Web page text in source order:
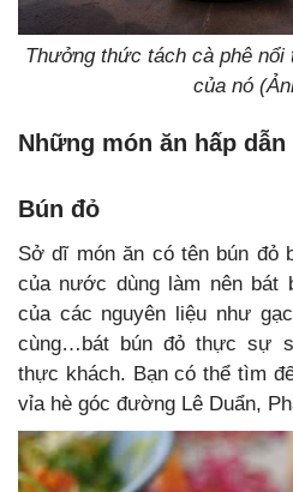
Thưởng thức tách cà phê nổi
của nó
Những món ăn hấp dẫn
Bún đỏ
Sở dĩ món ăn có tên bún đỏ
của nước dùng làm nên bát
của các nguyên liệu như
cùng…bát bún đỏ thực sự
thực khách. Bạn có thể tìm
vỉa hè góc đường Lê Duẩn,